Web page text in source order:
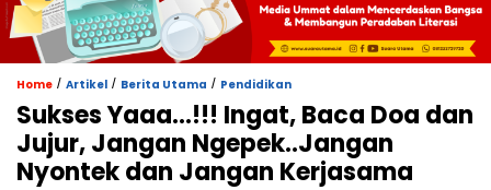
Home / Artikel / Berita Utama / Pendidikan
Sukses Yaaa…!!! Ingat, Baca Doa dan
Jujur, Jangan Ngepek..Jangan
Nyontek dan Jangan Kerjasama